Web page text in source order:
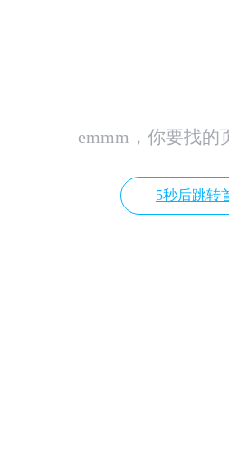
emmm，你要找
5秒后跳转